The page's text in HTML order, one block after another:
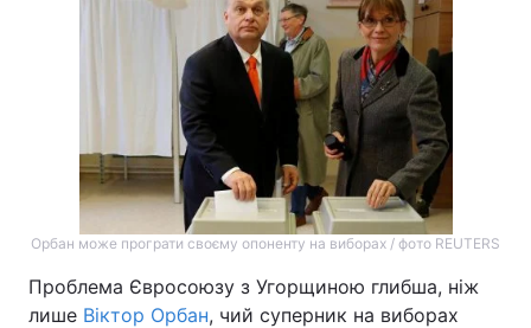
Техно і зв'язок Лайт
Інциденти
Туризм
Цікавинки Погода
Регіони
Орбан може програти своєму опоненту на виборах / фото REUTERS
Проблема Євросоюзу з Угорщиною глибша, ніж
лише Віктор Орбан, чий суперник на виборах